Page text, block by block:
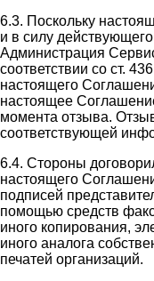
6.3. Поскольку
и в силу
Администрация
соответствии со ст.
настоящего
настоящее
момента отзыва.
соответствующей
6.4. Стороны
настоящего
подписей
помощью средств
иного копирования,
иного аналога
печатей организаций.